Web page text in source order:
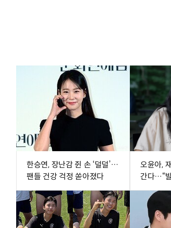
한승연, 장난감 쥔 손 ‘덜덜’…
팬들 건강 걱정 쏟아졌다
오윤아,
간다…“
년 차”